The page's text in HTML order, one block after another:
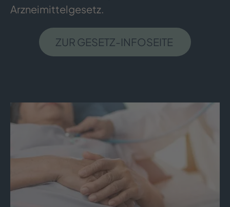
Arzneimittelgesetz.
ZUR GESETZ-INFOSEITE